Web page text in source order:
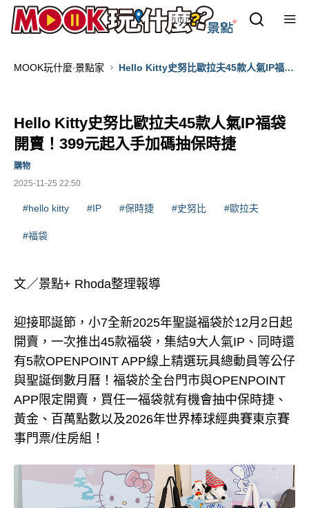
MOOK玩什麼‧景點家
Hello Kitty史努比歐拉夫45款人氣IP福袋
Hello Kitty史努比歐拉夫45款人氣IP福袋
開賣！399元起入手加碼抽保時捷
2025-11-25 22:50
購物
#hello kitty #IP #保時捷 #史努比 #歐拉夫
#福袋
文／景點+ Rhoda整理報導
迎接耶誕節，小7全新2025年聖誕福袋於12月2日起
開賣，一次推出45款福袋，集結9大人氣IP、同時還
有5款OPENPOINT APP線上精選玩具總動員等公仔
與聖誕倒數月曆！福袋於全台門市與OPENPOINT
APP限定開賣，買任一福袋就有機會抽中保時捷、
黃金、百萬點數以及2026年世界棒球經典賽東京賽
事門票/住房組！